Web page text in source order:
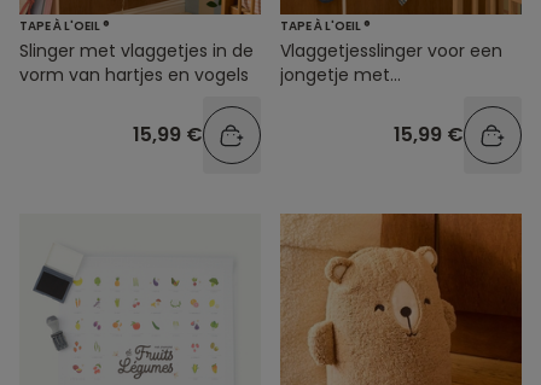
TAPE À L'OEIL ®
Slinger met vlaggetjes in de
vorm van hartjes en vogels
15,99 €
TAPE À L'OEIL ®
Vlaggetjesslinger voor een
jongetje met
15,99 €